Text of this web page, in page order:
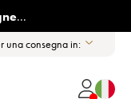
...
una consegna in: